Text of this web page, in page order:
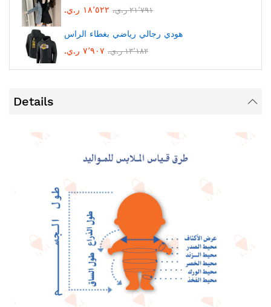
١٨٬٥٢٢ ر.ي.‏
٢١٬٧٩١ ر.ي.‏
هودي رجالي رياضي بغطاء الراس
٧٬٩٠٧ ر.ي.‏
١٣٬١٨٢ ر.ي.‏
Details